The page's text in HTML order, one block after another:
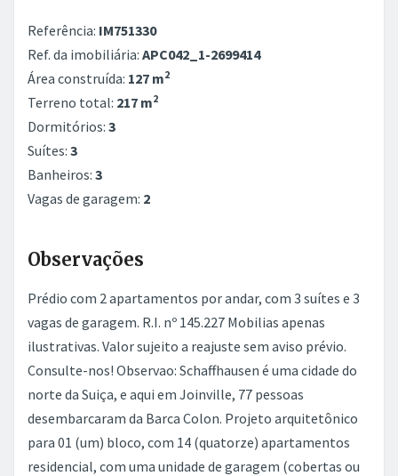
Referência: IM751330
Ref. da imobiliária: APC042_1-2699414
Área construída: 127 m2
Terreno total: 217 m2
Dormitórios: 3
Suítes: 3
Banheiros: 3
Vagas de garagem: 2
Observações
Prédio com 2 apartamentos por andar, com 3 suítes e 3
vagas de garagem. R.I. nº 145.227 Mobilias apenas
ilustrativas. Valor sujeito a reajuste sem aviso prévio.
Consulte-nos! Observao: Schaffhausen é uma cidade do
norte da Suiça, e aqui em Joinville, 77 pessoas
desembarcaram da Barca Colon. Projeto arquitetônico
para 01 (um) bloco, com 14 (quatorze) apartamentos
residencial, com uma unidade de garagem (cobertas ou